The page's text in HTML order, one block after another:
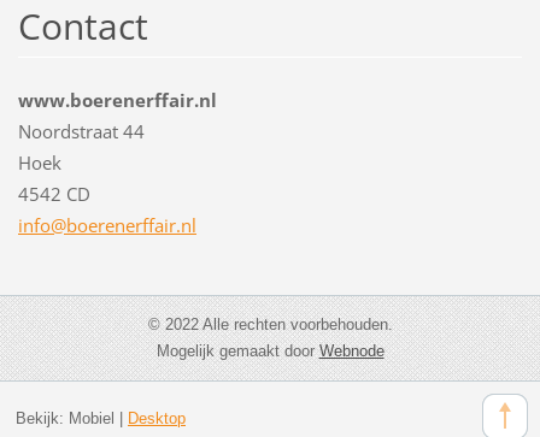
Contact
www.boerenerffair.nl
Noordstraat 44
Hoek
4542 CD
info@boerenerffair.nl
© 2022 Alle rechten voorbehouden.
Mogelijk gemaakt doorWebnode
Bekijk: Mobiel | Desktop